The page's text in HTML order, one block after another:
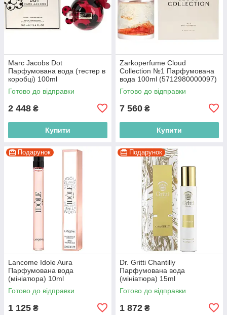
Marc Jacobs Dot
Парфумована вода (тестер в
коробці) 100ml
(3607342523562)
Готово до відправки
2 448 ₴
Купити
Zarkoperfume Cloud
Collection №1 Парфумована
вода 100ml (5712980000097)
Готово до відправки
7 560 ₴
Купити
Подарунок
Lancome Idole Aura
Парфумована вода
(мініатюра) 10ml
(3614273677769)
Готово до відправки
1 125 ₴
Подарунок
Dr. Gritti Chantilly
Парфумована вода
(мініатюра) 15ml
(8052204138012)
Готово до відправки
1 872 ₴